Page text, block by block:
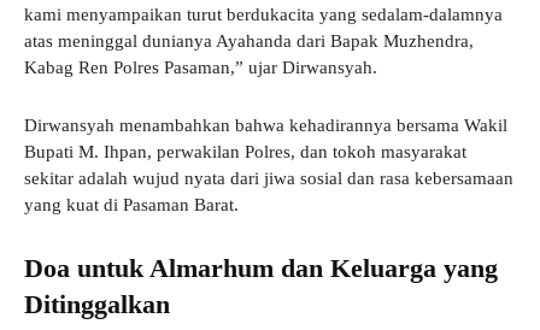
kami menyampaikan turut berdukacita yang sedalam-dalamnya
atas meninggal dunianya Ayahanda dari Bapak Muzhendra,
Kabag Ren Polres Pasaman,” ujar Dirwansyah.
Dirwansyah menambahkan bahwa kehadirannya bersama Wakil
Bupati M. Ihpan, perwakilan Polres, dan tokoh masyarakat
sekitar adalah wujud nyata dari jiwa sosial dan rasa kebersamaan
yang kuat di Pasaman Barat.
Doa untuk Almarhum dan Keluarga yang
Ditinggalkan